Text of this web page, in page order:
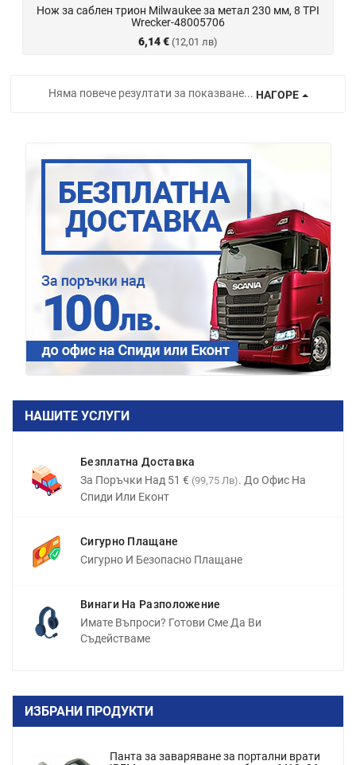
Нож за саблен трион Milwaukee за метал 230 мм, 8 TPI
Wrecker-48005706
6,14 € (12,01 лв)
Няма повече резултати за показване... НАГОРЕ
НАШИТЕ УСЛУГИ
Безплатна Доставка
За Поръчки Над 51 € (99,75 Лв). До Офис На
Спиди Или Еконт
Сигурно Плащане
Сигурно И Безопасно Плащане
Винаги На Разположение
Имате Въпроси? Готови Сме Да Ви
Съдействаме
ИЗБРАНИ ПРОДУКТИ
Панта за заваряване за портални врати